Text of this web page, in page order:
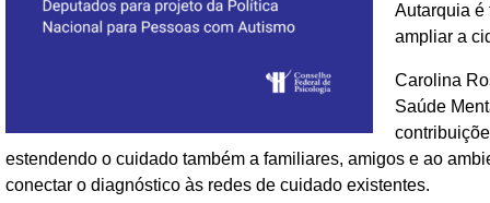
Autarquia é
ampliar a
Carolina
Saúde
estendendo o cuidado também a familiares, amigos e ao
conectar o diagnóstico às redes de cuidado existentes.